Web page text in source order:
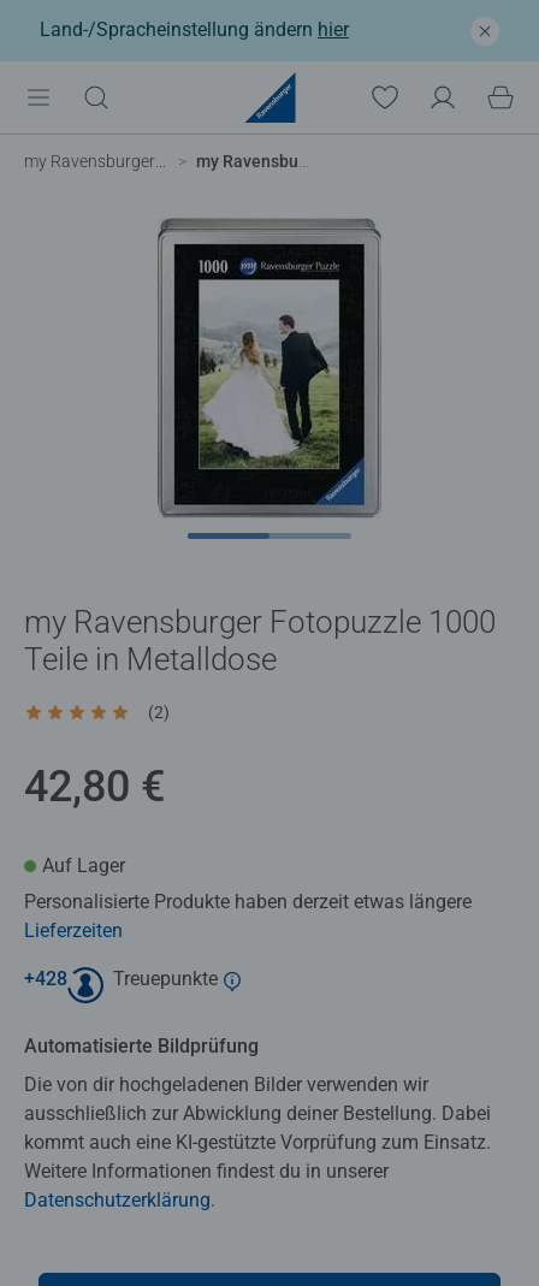
Land-/Spracheinstellung ändern hier
my Ravensburger Fotopuzzle my Ravensburger Fotopuzzle 1000 Teile in Metalldose
my Ravensburger Fotopuzzle 1000
Teile in Metalldose
Durchschnittliche Bewertung 5,0 von 5 Sternen.
(2)
42,80 €
Auf Lager
Personalisierte Produkte haben derzeit etwas längere
Lieferzeiten
+428 Treuepunkte
Automatisierte Bildprüfung
Die von dir hochgeladenen Bilder verwenden wir
ausschließlich zur Abwicklung deiner Bestellung. Dabei
kommt auch eine KI-gestützte Vorprüfung zum Einsatz.
Weitere Informationen findest du in unserer
Datenschutzerklärung.